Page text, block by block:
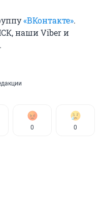
«ВКонтакте».
наши Viber и
0 0